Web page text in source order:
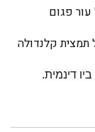
פגום
תמצית קלנדולה
דינמית.